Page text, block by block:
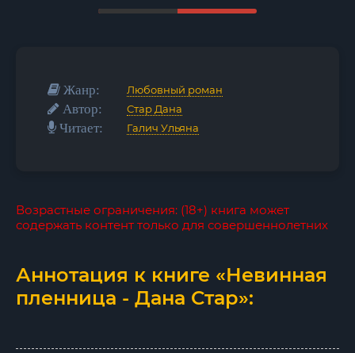
Жанр: Любовный роман
Автор: Стар Дана
Читает: Галич Ульяна
Возрастные ограничения: (18+) книга может
содержать контент только для совершеннолетних
Аннотация к книге «Невинная
пленница - Дана Стар»: